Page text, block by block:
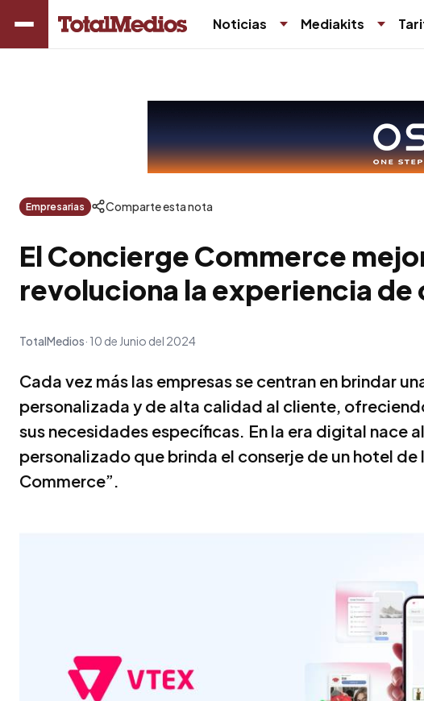
Noticias Mediakits
Empresarias Comparte esta nota
El Concierge Commerce
revoluciona la experiencia de
TotalMedios 10 de Junio del 2024
Cada vez más las empresas se centran en brindar
personalizada y de alta calidad al cliente,
sus necesidades específicas. En la era digital nace
personalizado que brinda el conserje de un hotel de
Commerce”.